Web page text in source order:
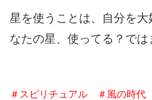
星を使うことは、自分を
なたの星、使ってる？では
＃スピリチュアル ＃風の時代